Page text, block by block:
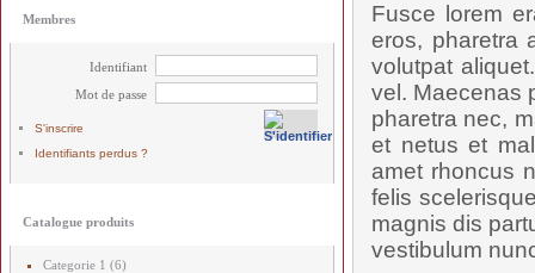
Membres
Identifiant
Mot de passe
S'inscrire
Identifiants perdus ?
Catalogue produits
Categorie 1 (6)
Fusce lorem
eros, pharetra
volutpat
vel. Maecenas
pharetra nec,
et netus et
amet rhoncus
felis
magnis dis
vestibulum